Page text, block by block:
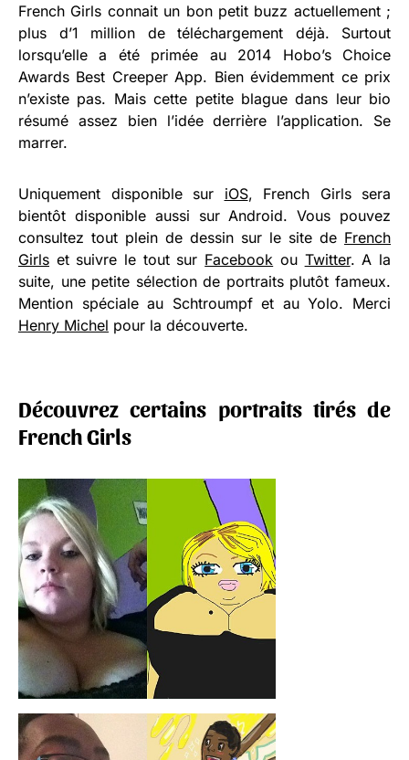
French Girls connait un bon petit buzz actuellement ;
plus d’1 million de téléchargement déjà. Surtout
lorsqu’elle a été primée au 2014 Hobo’s Choice
Awards Best Creeper App. Bien évidemment ce prix
n’existe pas. Mais cette petite blague dans leur bio
résumé assez bien l’idée derrière l’application. Se
marrer.
Uniquement disponible sur iOS, French Girls sera
bientôt disponible aussi sur Android. Vous pouvez
consultez tout plein de dessin sur le site de French
Girls et suivre le tout sur Facebook ou Twitter. A la
suite, une petite sélection de portraits plutôt fameux.
Mention spéciale au Schtroumpf et au Yolo. Merci
Henry Michel pour la découverte.
Découvrez certains portraits tirés de
French Girls